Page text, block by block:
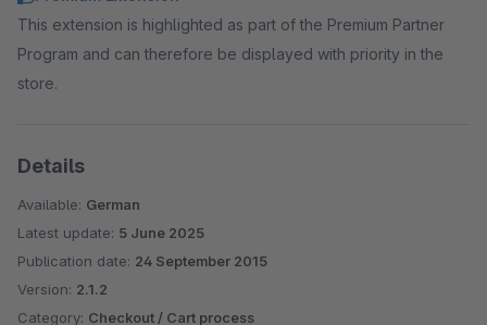
This extension is highlighted as part of the Premium Partner
Program and can therefore be displayed with priority in the
store.
Details
Available: German
Latest update: 5 June 2025
Publication date: 24 September 2015
Version: 2.1.2
Category: Checkout / Cart process